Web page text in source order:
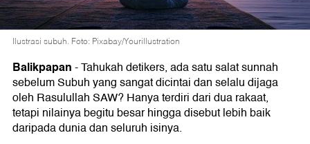
Ilustrasi subuh. Foto: Pixabay/Yourillustration
Balikpapan-Tahukah detikers, ada satu salat sunnah
sebelum Subuh yang sangat dicintai dan selalu dijaga
oleh Rasulullah SAW? Hanya terdiri dari dua rakaat,
tetapi nilainya begitu besar hingga disebut lebih baik
daripada dunia dan seluruh isinya.